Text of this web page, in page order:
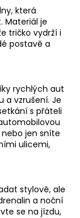
která
Materiál je
tričko vydrží i
postavě a
rychlých aut
a vzrušení. Je
s přáteli
jen sníte
ulicemi,
stylově, ale
a noční
se na jízdu,